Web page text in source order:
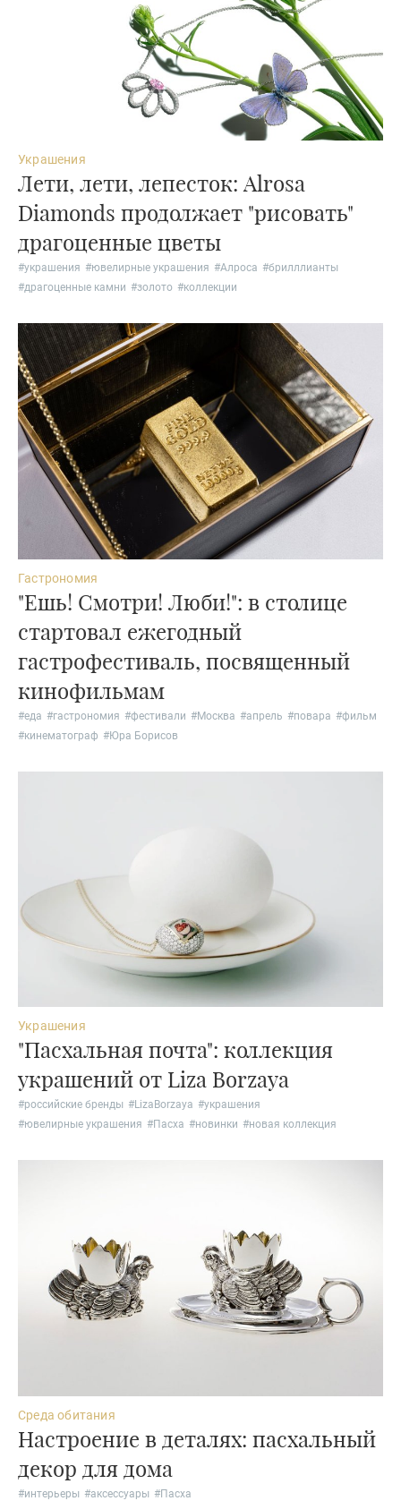
Украшения
Лети, лети, лепесток: Alrosa
Diamonds продолжает "рисовать"
драгоценные цветы
#украшения #ювелирные украшения #Алроса #брилллианты
#драгоценные камни #золото #коллекции
Гастрономия
"Ешь! Смотри! Люби!": в столице
стартовал ежегодный
гастрофестиваль, посвященный
кинофильмам
#еда #гастрономия #фестивали #Москва #апрель #повара #фильм
#кинематограф #Юра Борисов
Украшения
"Пасхальная почта": коллекция
украшений от Liza Borzaya
#российские бренды #LizaBorzaya #украшения
#ювелирные украшения #Пасха #новинки #новая коллекция
Среда обитания
Настроение в деталях: пасхальный
декор для дома
#интерьеры #аксессуары #Пасха